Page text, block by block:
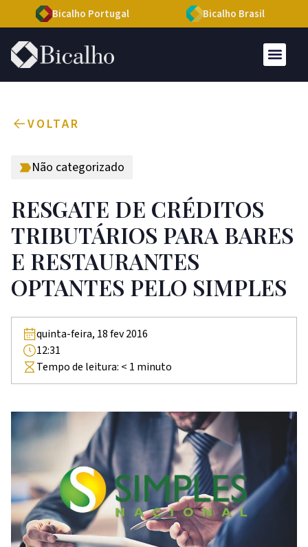
Bicalho Portugal Bicalho Brasil
VOLTAR
Não categorizado
RESGATE DE CRÉDITOS
TRIBUTÁRIOS PARA BARES
E RESTAURANTES
OPTANTES PELO SIMPLES
quinta-feira, 18 fev 2016
12:31
Tempo de leitura: < 1 minuto